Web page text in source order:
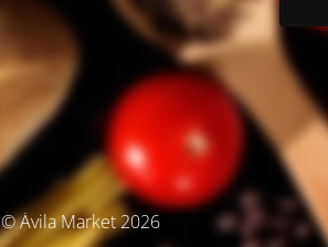
© Ávila Market 2026